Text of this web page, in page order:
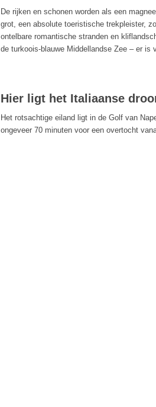
De rijken en schonen worden als een
grot, een absolute toeristische trekpleister,
ontelbare romantische stranden en
de turkoois-blauwe Middellandse Zee – er
Hier ligt het Italiaanse
Het rotsachtige eiland ligt in de Golf van
ongeveer 70 minuten voor een overtocht